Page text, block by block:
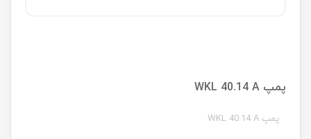
پمپ WKL 40.14 A
پمپ WKL 40.14 A